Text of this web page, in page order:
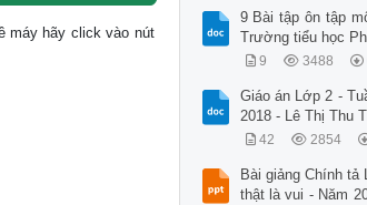
máy hãy click vào nút
9 Bài tập ôn tập
Trường tiểu học
9 3488
Giáo án Lớp 2 -
2018 - Lê Thị Thu
42 2854
Bài giảng Chính
thật là vui - Năm